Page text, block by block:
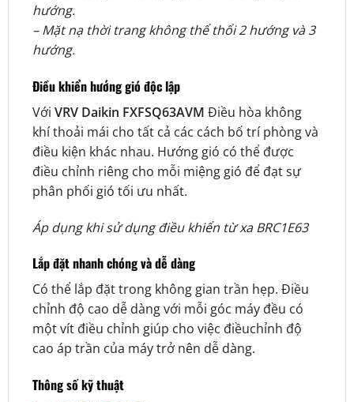
hướng.
– Mặt nạ thời trang không thể thổi 2 hướng và 3
hướng.
Điều khiển hướng gió độc lập
Với VRV Daikin FXFSQ63AVM Điều hòa không
khí thoải mái cho tất cả các cách bố trí phòng và
điều kiện khác nhau. Hướng gió có thể được
điều chỉnh riêng cho mỗi miệng gió để đạt sự
phân phối gió tối ưu nhất.
Áp dụng khi sử dụng điều khiển từ xa BRC1E63
Lắp đặt nhanh chóng và dễ dàng
Có thể lắp đặt trong không gian trần hẹp. Điều
chỉnh độ cao dễ dàng với mỗi góc máy đều có
một vít điều chỉnh giúp cho việc điềuchỉnh độ
cao áp trần của máy trở nên dễ dàng.
Thông số kỹ thuật